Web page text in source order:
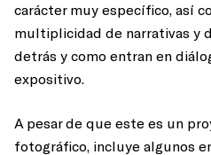
carácter muy específico, así
multiplicidad de narrativas y
detrás y como entran en
expositivo.
A pesar de que este es un
fotográfico, incluye algunos